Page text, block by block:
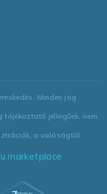
Minden jog
jellegűek, nem
a valóságtól
marketplace